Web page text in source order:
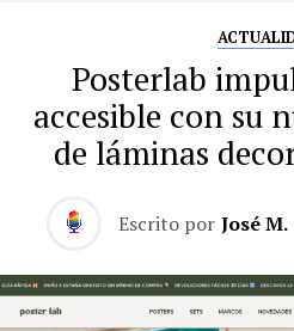
Posterlab
accesible con su
de láminas
Escrito por José M.